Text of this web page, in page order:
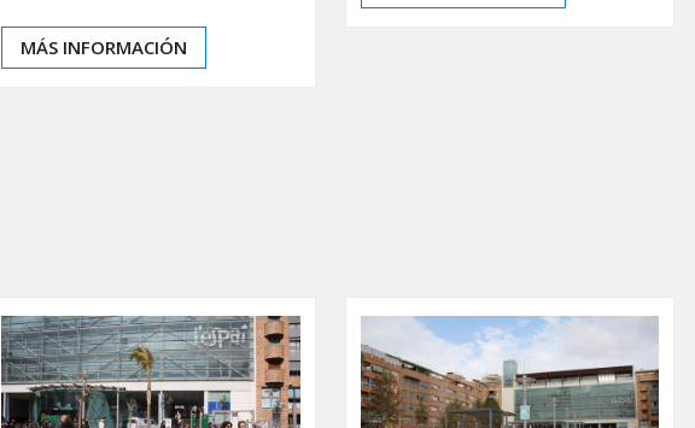
MÁS INFORMACIÓN